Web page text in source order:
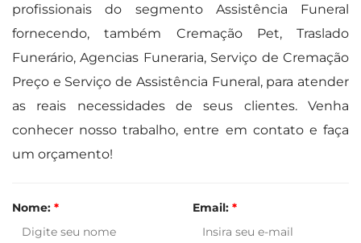
profissionais do segmento Assistência Funeral
fornecendo, também Cremação Pet, Traslado
Funerário, Agencias Funeraria, Serviço de Cremação
Preço e Serviço de Assistência Funeral, para atender
as reais necessidades de seus clientes. Venha
conhecer nosso trabalho, entre em contato e faça
um orçamento!
Nome: * Email: *